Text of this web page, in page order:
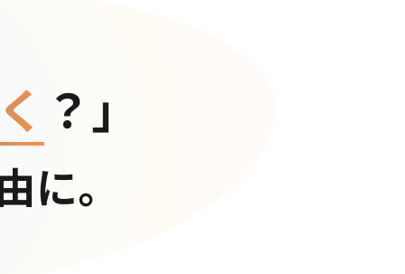
？」
に。